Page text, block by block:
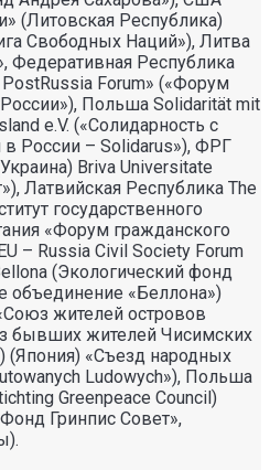
(Литовская Республика)
Свободных Наций»), Литва
Федеративная Республика
Forum» («Форум
Польша Solidarität mit
e.V. («Солидарность с
России – Solidarus»), ФРГ
Briva Universitate
Латвийская Республика The
государственного
«Форум гражданского
– Russia Civil Society Forum
(Экологический фонд
объединение «Беллона»)
жителей островов
бывших жителей Чисимских
(Япония) «Съезд народных
Ludowych»), Польша
Greenpeace Council)
Гринпис Совет»,